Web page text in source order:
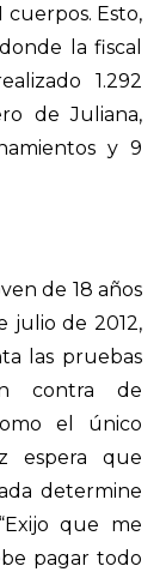
Esto,
la fiscal
1.292
de Juliana,
y 9
de 18 años
julio de 2012,
las pruebas
contra de
el único
espera que
determine
que me
pagar todo